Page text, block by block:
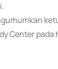
Center pada